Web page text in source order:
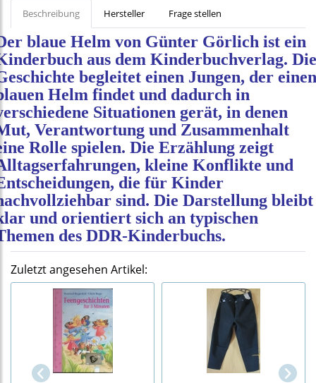
Beschreibung Hersteller Frage stellen
blaue Helm von Günter Görlich ist ein
aus dem Kinderbuchverlag. Die
begleitet einen Jungen, der einen
Helm findet und dadurch in
Situationen gerät, in denen
Verantwortung und Zusammenhalt
Rolle spielen. Die Erzählung zeigt
kleine Konflikte und
die für Kinder
sind. Die Darstellung bleibt
und orientiert sich an typischen
des DDR‑Kinderbuchs.
Zuletzt angesehen Artikel: